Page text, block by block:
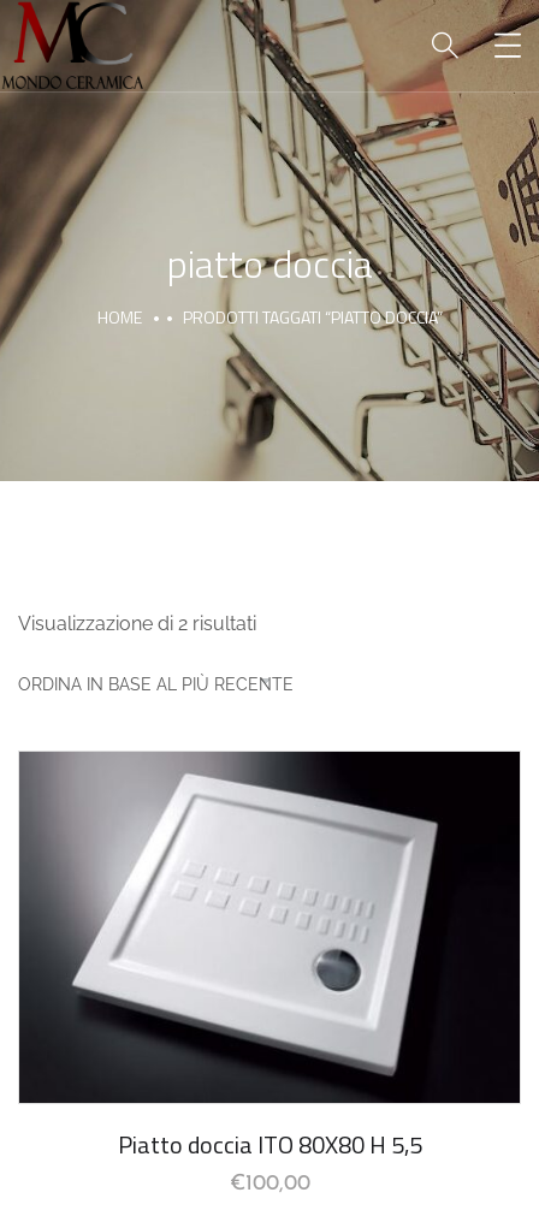
piatto doccia
HOME PRODOTTI TAGGATI “PIATTO DOCCIA”
Visualizzazione di 2 risultati
Piatto doccia ITO 80X80 H 5,5
€100,00